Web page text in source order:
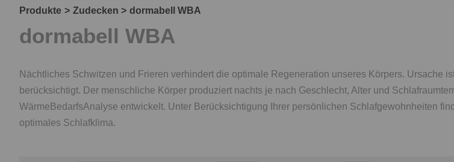
Produkte Zudecken dormabell WBA
dormabell WBA
Nächtliches Schwitzen und Frieren verhindert die optimale Regeneration unseres Körpers. Ursache
berücksichtigt. Der menschliche Körper produziert nachts je nach Geschlecht, Alter und
WärmeBedarfsAnalyse entwickelt. Unter Berücksichtigung Ihrer persönlichen Schlafgewohnheiten
optimales Schlafklima.